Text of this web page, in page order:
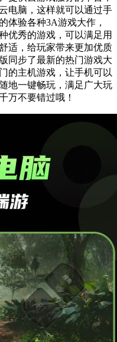
电脑，这样就可以通过手
体验各种3A游戏大作，
优秀的游戏，可以满足用
适，给玩家带来更加优质
同步了最新的热门游戏大
的主机游戏，让手机可以
地一键畅玩，满足广大玩
万不要错过哦！